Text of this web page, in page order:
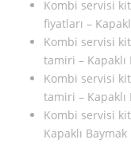
Kombi servisi
fiyatları –
Kombi servisi
tamiri –
Kombi servisi
tamiri –
Kombi servisi
Kapaklı